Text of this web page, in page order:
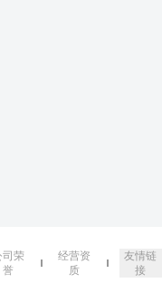
司荣
誉
经营资
质
友情链
接